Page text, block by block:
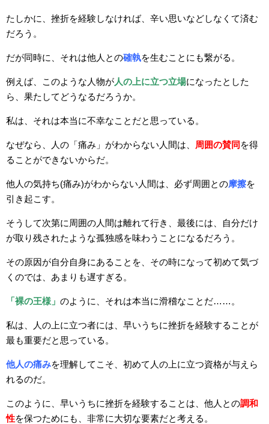
たしかに、挫折を経験しなければ、辛い思いなどしなくて済む
だろう。
だが同時に、それは他人との確執を生むことにも繋がる。
例えば、このような人物が人の上に立つ立場になったとした
ら、果たしてどうなるだろうか。
私は、それは本当に不幸なことだと思っている。
なぜなら、人の「痛み」がわからない人間は、 周囲の賛同 を得
ることができないからだ。
他人の気持ち(痛み)がわからない人間は、必ず周囲との摩擦を
引き起こす。
そうして次第に周囲の人間は離れて行き、最後には、自分だけ
が取り残されたような孤独感を味わうことになるだろう。
その原因が自分自身にあることを、その時になって初めて気づ
くのでは、あまりも遅すぎる。
「裸の王様」 のように、それは本当に滑稽なことだ……。
私は、人の上に立つ者には、早いうちに挫折を経験することが
最も重要だと思っている。
他人の痛みを理解してこそ、初めて人の上に立つ資格が与えら
れるのだ。
このように、早いうちに挫折を経験することは、他人との調和
性を保つためにも、非常に大切な要素だと考える。